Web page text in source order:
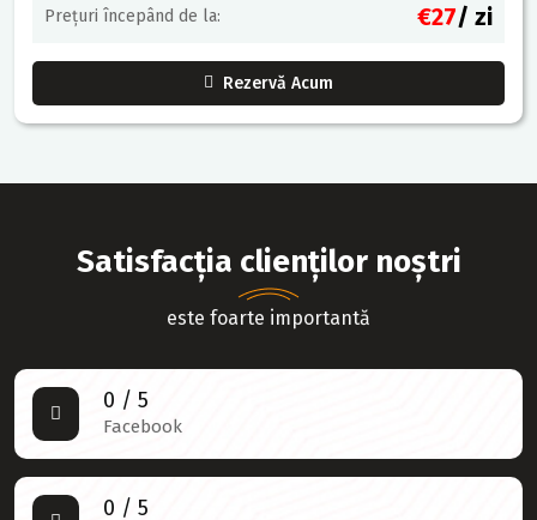
Prețuri începând de la: €27/ zi
Rezervă Acum
Satisfacția clienților noștri
este foarte importantă
0 / 5
Facebook
0 / 5